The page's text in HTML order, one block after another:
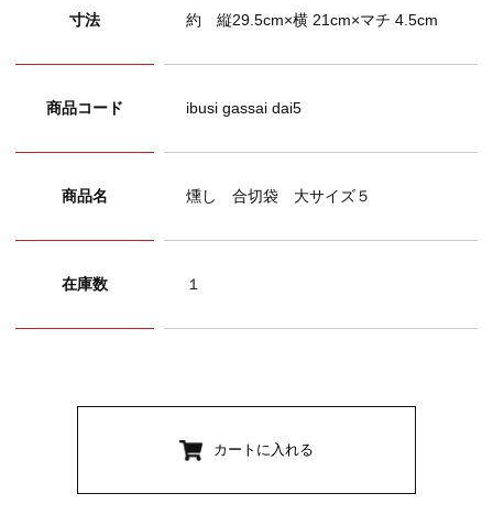
寸法 約 縦29.5cm×横 21cm×マチ 4.5cm
商品コード ibusi gassai dai5
商品名 燻し 合切袋 大サイズ５
在庫数 １
カートに入れる